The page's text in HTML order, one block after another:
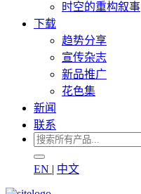
时空的重构叙事
下载
趋势分享
宣传杂志
新品推广
花色集
新闻
联系
EN | 中文